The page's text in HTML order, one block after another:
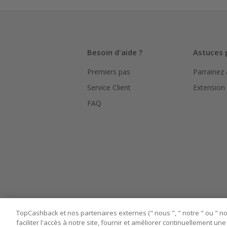
le suivi
Pour
bouton
Assurez-
Besoin d'aide ?
Premiers pas
Service Client
FAQ
Astuces
TopCashback et nos partenaires externes (" nous ", " notre " ou "
faciliter l'accès à notre site, fournir et améliorer continuellement